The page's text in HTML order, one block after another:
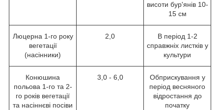
висоти бур'янів 10-
15 см
Люцерна 1-го року
вегетації
(насінники)
2,0
В період 1-2
справжніх листків у
культури
Конюшина
польова 1-го та 2-
го років вегетації
та насіннєві посіви
3,0 - 6,0
Обприскування у
період весняного
відростання до
початку